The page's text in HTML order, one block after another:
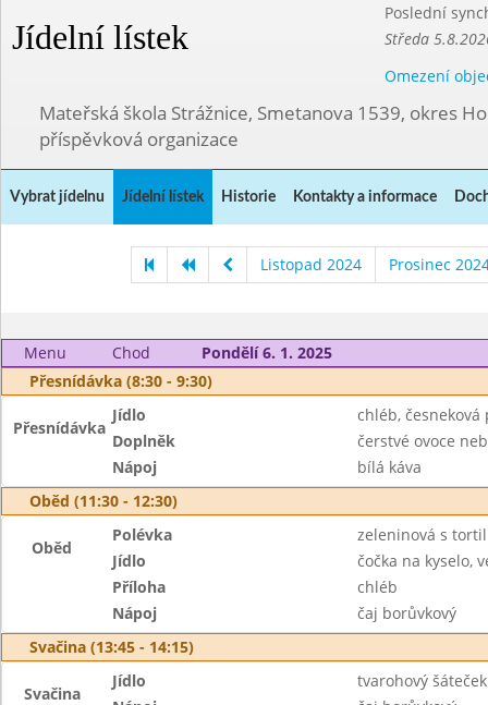
Jídelní lístek
Poslední
Středa
Omezení
Mateřská škola Strážnice, Smetanova 1539, okres
příspěvková organizace
Vybrat jídelnu Jídelní lístek Historie Kontakty a informace
Listopad 2024 Prosinec
Menu Chod
Pondělí 6. 1. 2025
Přesnídávka (8:30 - 9:30)
Přesnídávka
Jídlo
chléb, česneková
Doplněk
čerstvé ovoce
Nápoj
bílá káva
Oběd (11:30 - 12:30)
Oběd
Polévka
zeleninová s
Jídlo
čočka na kyselo,
Příloha
chléb
Nápoj
čaj borůvkový
Svačina (13:45 - 14:15)
Svačina
Jídlo
tvarohový šáteček